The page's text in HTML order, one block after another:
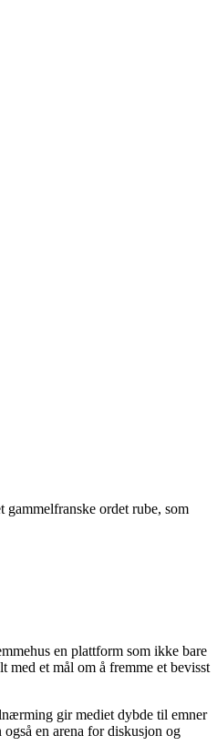
ordet rube, som
en plattform som ikke bare
et mål om å fremme et bevisst
gir mediet dybde til emner
en arena for diskusjon og